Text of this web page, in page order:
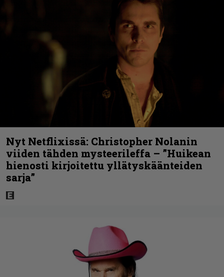
Nyt Netflixissä: Christopher Nolanin
viiden tähden mysteerileffa – ”Huikean
hienosti kirjoitettu yllätyskäänteiden
sarja”